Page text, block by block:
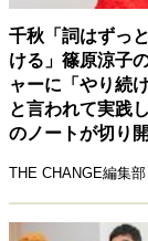
千秋「詞はずっ
ける」篠原涼子
ャーに「やり続
と言われて実践
のノートが切り
THE CHANGE編集部